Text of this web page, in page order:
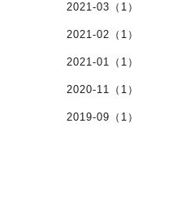
2021-03（1）
2021-02（1）
2021-01（1）
2020-11（1）
2019-09（1）